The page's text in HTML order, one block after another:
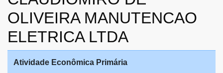
OLIVEIRA MANUTENCAO
ELETRICA LTDA
Atividade Econômica Primária